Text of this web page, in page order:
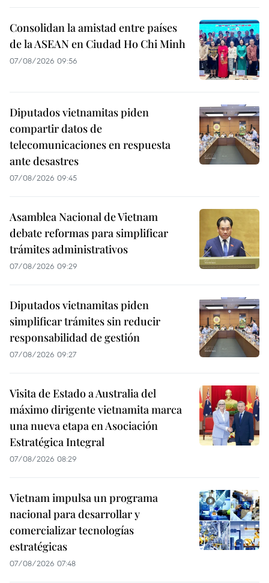
Consolidan la amistad entre países
de la ASEAN en Ciudad Ho Chi Minh
07/08/2026 09:56
Diputados vietnamitas piden
compartir datos de
telecomunicaciones en respuesta
ante desastres
07/08/2026 09:45
Asamblea Nacional de Vietnam
debate reformas para simplificar
trámites administrativos
07/08/2026 09:29
Diputados vietnamitas piden
simplificar trámites sin reducir
responsabilidad de gestión
07/08/2026 09:27
Visita de Estado a Australia del
máximo dirigente vietnamita marca
una nueva etapa en Asociación
Estratégica Integral
07/08/2026 08:29
Vietnam impulsa un programa
nacional para desarrollar y
comercializar tecnologías
estratégicas
07/08/2026 07:48